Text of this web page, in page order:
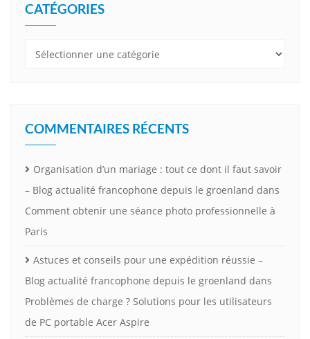
CATÉGORIES
Catégories
COMMENTAIRES RÉCENTS
Organisation d’un mariage : tout ce dont il faut savoir
– Blog actualité francophone depuis le groenland dans
Comment obtenir une séance photo professionnelle à
Paris
Astuces et conseils pour une expédition réussie –
Blog actualité francophone depuis le groenland dans
Problèmes de charge ? Solutions pour les utilisateurs
de PC portable Acer Aspire